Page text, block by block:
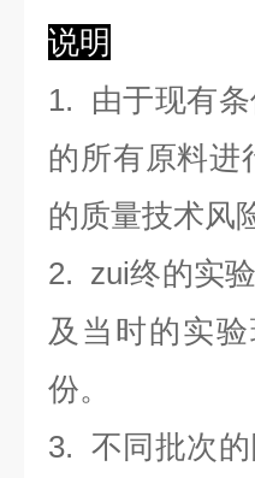
说明
1. 由于现有
的所有原料进
的质量技术风
2. zui终的实
及当时的实
份。
3. 不同批次